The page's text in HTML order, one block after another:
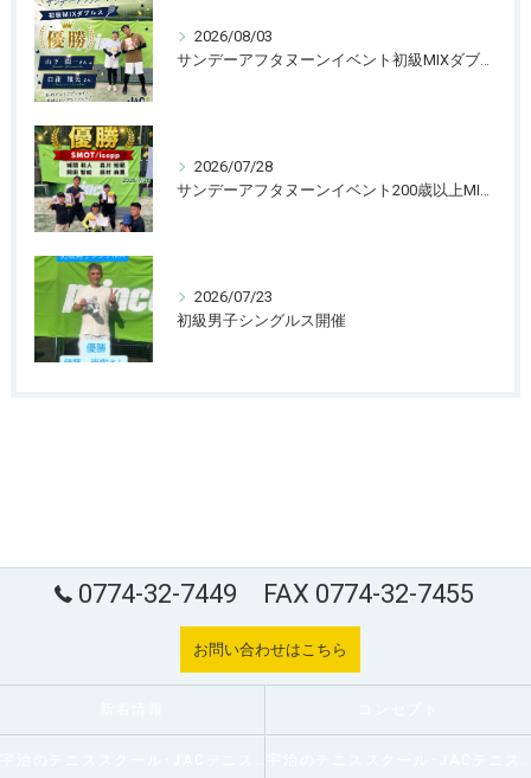
2026/08/03
サンデーアフタヌーンイベント初級MIXダブルス開催
2026/07/28
2026/07/23
初級男子シングルス開催
0774-32-7449 FAX 0774-32-7455
お問い合わせはこちら